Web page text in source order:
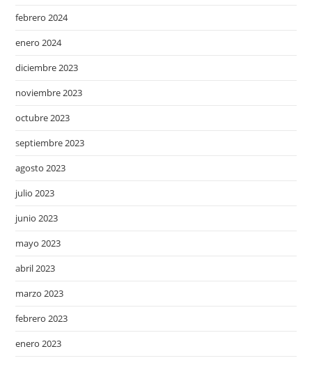
febrero 2024
enero 2024
diciembre 2023
noviembre 2023
octubre 2023
septiembre 2023
agosto 2023
julio 2023
junio 2023
mayo 2023
abril 2023
marzo 2023
febrero 2023
enero 2023